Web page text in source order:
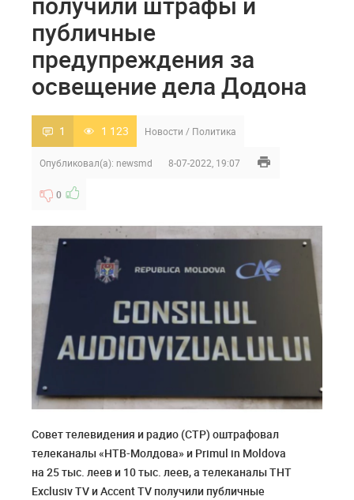
публичные
предупреждения за
освещение дела Додона
1 1 123 Новости / Политика
Опубликовал(а): newsmd 8-07-2022, 19:07
0
Совет телевидения и радио (СТР) оштрафовал
телеканалы «НТВ-Молдова» и Primul in Moldova
на 25 тыс. леев и 10 тыс. леев, а телеканалы THT
Exclusiv TV и Accent TV получили публичные